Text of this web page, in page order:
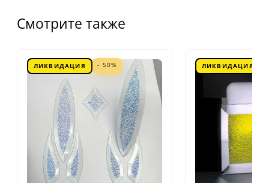
Смотрите также
ЛИКВИДАЦИЯ - 50% ЛИКВИДАЦИЯ